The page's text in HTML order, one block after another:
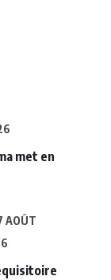
met en
AOÛT